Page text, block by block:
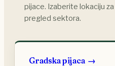
pijace. Izaberite lokaciju
pregled sektora.
Gradska pijaca